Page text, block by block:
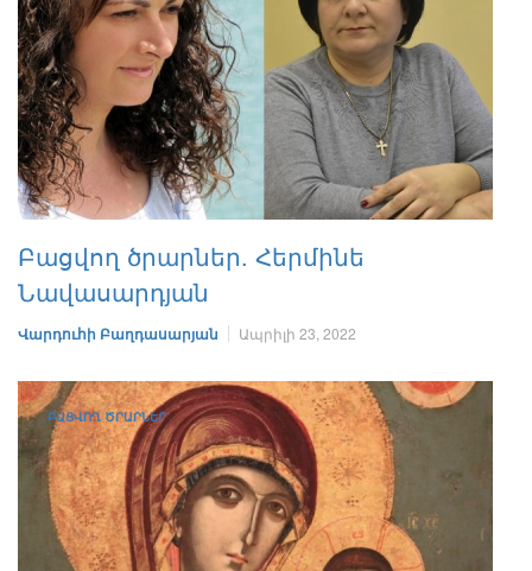
Բացվող ծրարներ. Հերմինե
Նավասարդյան
Վարդուհի Բաղդասարյան Ապրիլի 23, 2022
ԲԱՑՎՈՂ ԾՐԱՐՆԵՐ